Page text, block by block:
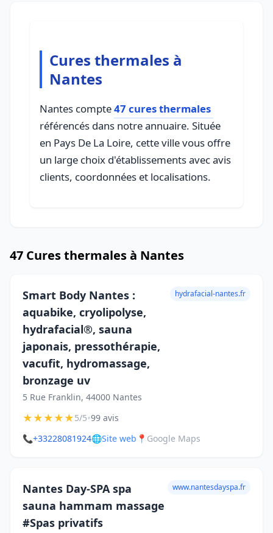
Cures thermales à
Nantes
Nantes compte47 cures thermales
référencés dans notre annuaire. Située
en Pays De La Loire, cette ville vous offre
un large choix d'établissements avec avis
clients, coordonnées et localisations.
47 Cures thermales à Nantes
Smart Body Nantes :
aquabike, cryolipolyse,
hydrafacial®, sauna
japonais, pressothérapie,
vacufit, hydromassage,
bronzage uv
5 Rue Franklin, 44000 Nantes
hydrafacial-nantes.fr
★★★★★5/5•99 avis
📞+33228081924🌐Site web 📍 Google Maps
Nantes Day-SPA spa
sauna hammam massage
#Spas privatifs
www.nantesdayspa.fr